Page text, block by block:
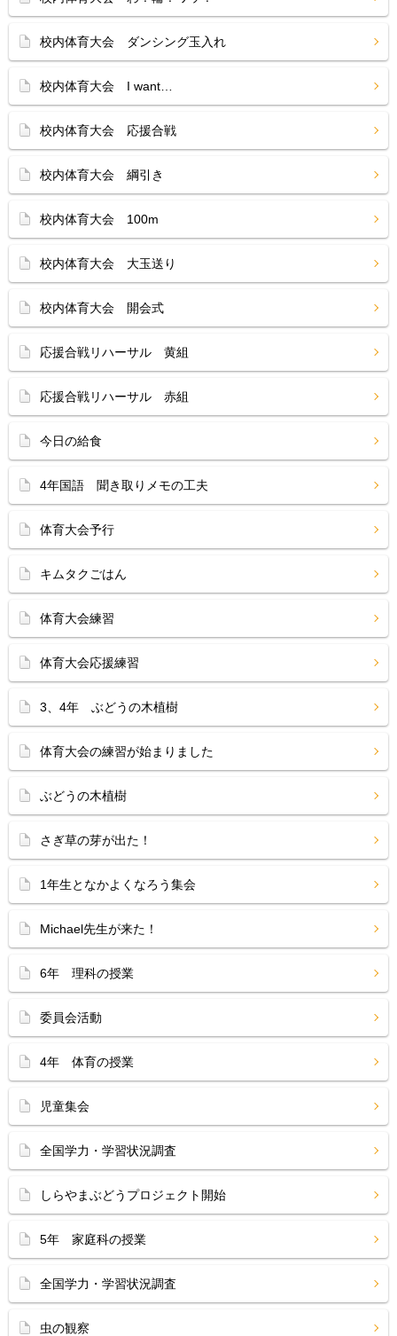
校内体育大会 ダンシング玉入れ
校内体育大会 I want…
校内体育大会 応援合戦
校内体育大会 綱引き
校内体育大会 100m
校内体育大会 大玉送り
校内体育大会 開会式
応援合戦リハーサル 黄組
応援合戦リハーサル 赤組
今日の給食
4年国語 聞き取りメモの工夫
体育大会予行
キムタクごはん
体育大会練習
体育大会応援練習
3、4年 ぶどうの木植樹
体育大会の練習が始まりました
ぶどうの木植樹
さぎ草の芽が出た！
1年生となかよくなろう集会
Michael先生が来た！
6年 理科の授業
委員会活動
4年 体育の授業
児童集会
全国学力・学習状況調査
しらやまぶどうプロジェクト開始
5年 家庭科の授業
全国学力・学習状況調査
虫の観察